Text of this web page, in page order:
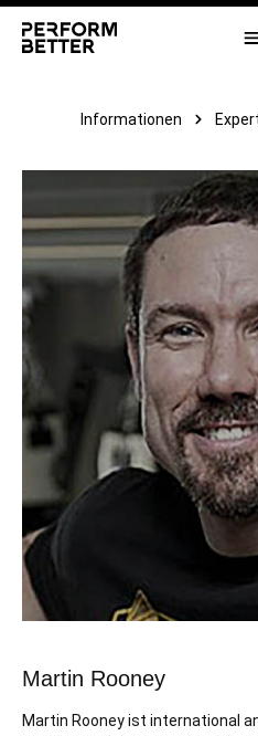
springen
Informationen
Martin Rooney
Martin Rooney ist international